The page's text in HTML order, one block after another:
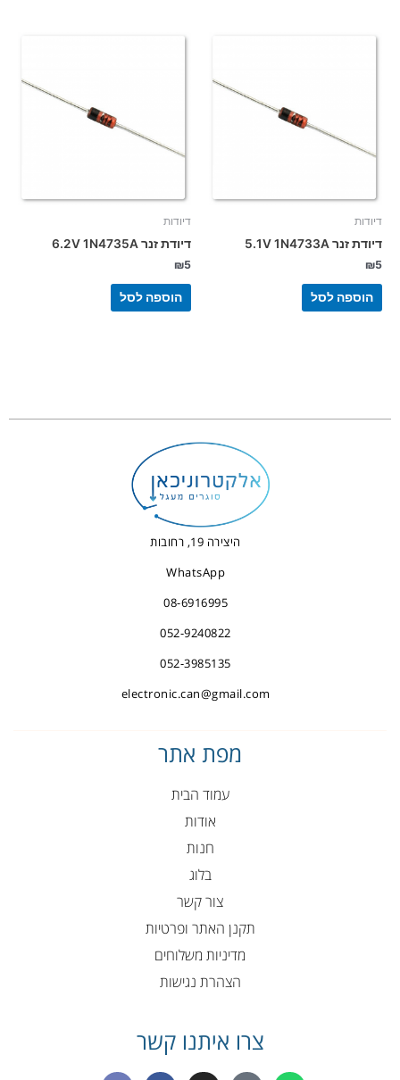
דיודות
דיודת זנר 5.1V 1N4733A
₪5
הוספה לסל
דיודות
דיודת זנר 6.2V 1N4735A
₪5
הוספה לסל
היצירה 19, רחובות
WhatsApp
08-6916995
052-9240822
052-3985135
electronic.can@gmail.com
מפת אתר
עמוד הבית
אודות
חנות
בלוג
צור קשר
תקנן האתר ופרטיות
מדיניות משלוחים
הצהרת נגישות
צרו איתנו קשר